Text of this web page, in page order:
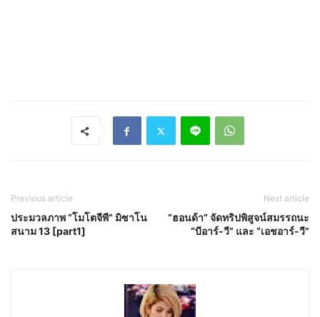
Previous article
ประมวลภาพ “โมโตจีพี” มิซาโน
สนาม 13 [part1]
Next article
“ฮอนด้า” จัดทริปพิสูจน์สมรรถนะ
“บีอาร์-วี” และ “เอชอาร์-วี”